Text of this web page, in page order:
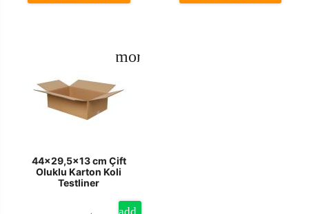
44x29,5x13 cm Çift
Oluklu Karton Koli
Testliner